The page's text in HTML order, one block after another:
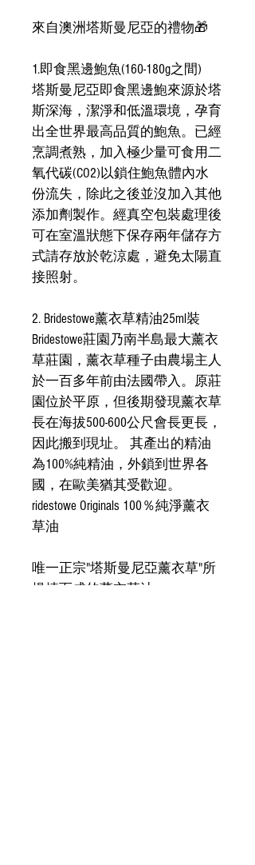
來自澳洲塔斯曼尼亞的禮物🎁
1.即食黑邊鮑魚(160-180g之間)
塔斯曼尼亞即食黑邊鮑來源於塔
斯深海，潔淨和低溫環境，孕育
出全世界最高品質的鮑魚。已經
烹調煮熟，加入極少量可食用二
氧代碳(CO2)以鎖住鮑魚體內水
份流失，除此之後並沒加入其他
添加劑製作。經真空包裝處理後
可在室溫狀態下保存兩年儲存方
式請存放於乾涼處，避免太陽直
接照射。
2. Bridestowe薰衣草精油25ml裝
Bridestowe莊園乃南半島最大薰衣
草莊園，薰衣草種子由農場主人
於一百多年前由法國帶入。原莊
園位於平原，但後期發現薰衣草
長在海拔500-600公尺會長更長，
因此搬到現址。 其產出的精油
為100%純精油，外鎖到世界各
國，在歐美猶其受歡迎。
ridestowe Originals 100％純淨薰衣
草油
唯一正宗"塔斯曼尼亞薰衣草"所
提煉而成的薰衣草油